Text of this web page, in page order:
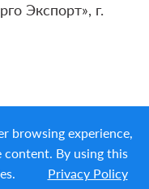
Экспорт», г.
All Rights
browsing experience,
content. By using this
Privacy Policy